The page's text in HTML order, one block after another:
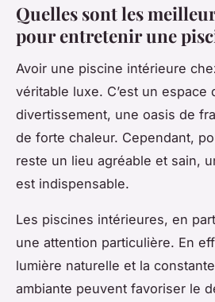
Quelles sont les
pour entretenir une
Avoir une piscine intérieure
véritable luxe. C’est un espace
divertissement, une oasis de
de forte chaleur. Cependant,
reste un lieu agréable et sain,
est indispensable.
Les piscines intérieures, en
une attention particulière. En
lumière naturelle et la
ambiante peuvent favoriser le